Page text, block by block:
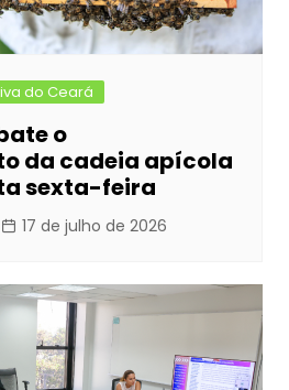
do Ceará
o
da cadeia apícola
sexta-feira
17 de julho de 2026